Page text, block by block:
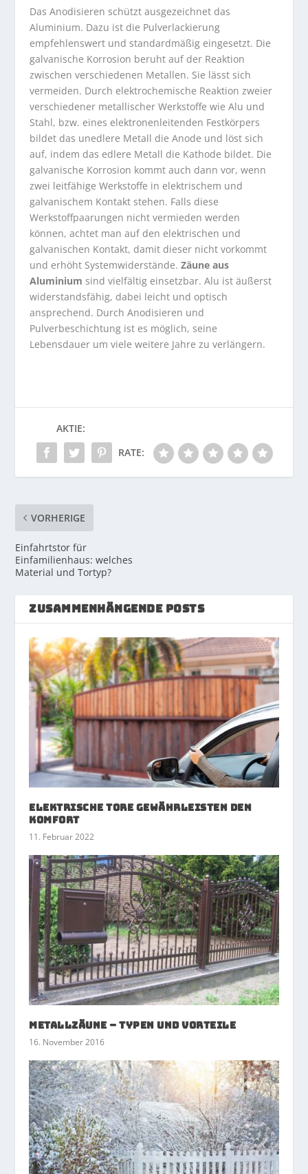
Das Anodisieren schützt ausgezeichnet das
Aluminium. Dazu ist die Pulverlackierung
empfehlenswert und standardmäßig eingesetzt. Die
galvanische Korrosion beruht auf der Reaktion
zwischen verschiedenen Metallen. Sie lässt sich
vermeiden. Durch elektrochemische Reaktion zweier
verschiedener metallischer Werkstoffe wie Alu und
Stahl, bzw. eines elektronenleitenden Festkörpers
bildet das unedlere Metall die Anode und löst sich
auf, indem das edlere Metall die Kathode bildet. Die
galvanische Korrosion kommt auch dann vor, wenn
zwei leitfähige Werkstoffe in elektrischem und
galvanischem Kontakt stehen. Falls diese
Werkstoffpaarungen nicht vermieden werden
können, achtet man auf den elektrischen und
galvanischen Kontakt, damit dieser nicht vorkommt
und erhöht Systemwiderstände. Zäune aus
Aluminium sind vielfältig einsetzbar. Alu ist äußerst
widerstandsfähig, dabei leicht und optisch
ansprechend. Durch Anodisieren und
Pulverbeschichtung ist es möglich, seine
Lebensdauer um viele weitere Jahre zu verlängern.
AKTIE:
RATE:
VORHERIGE
Einfahrtstor für
Einfamilienhaus: welches
Material und Tortyp?
ZUSAMMENHÄNGENDE POSTS
Elektrische Tore gewährleisten den
Komfort
11. Februar 2022
Metallzäune – Typen und Vorteile
16. November 2016